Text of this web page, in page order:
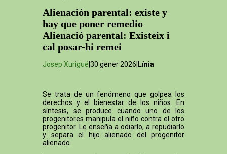
Alienación parental: existe y
hay que poner remedio
Alienació parental: Existeix i
cal posar-hi remei
Josep Xurigué |30 gener 2026| Línia
Se trata de un fenómeno que golpea los
derechos y el bienestar de los niños. En
síntesis, se produce cuando uno de los
progenitores manipula el niño contra el otro
progenitor. Le enseña a odiarlo, a repudiarlo
y separa el hijo alienado del progenitor
alienado.